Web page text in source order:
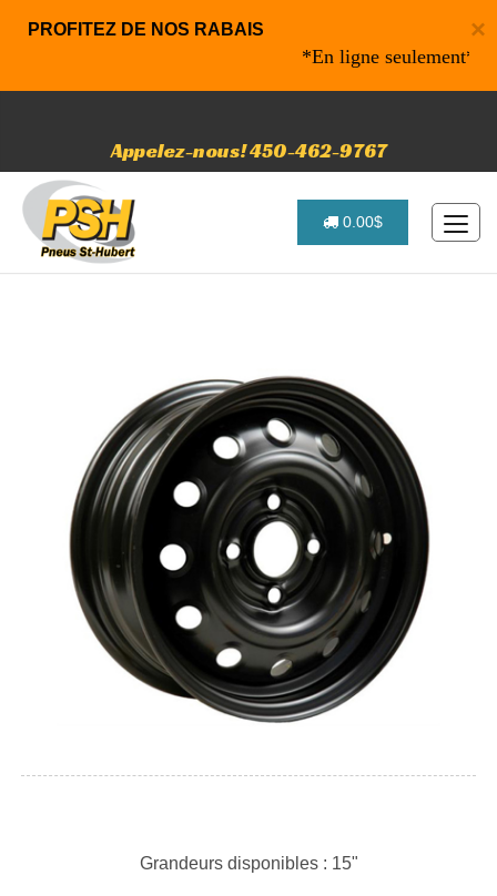
×
PROFITEZ DE NOS RABAIS
*En ligne seulement*
Appelez-nous! 450-462-9767
0.00$
Grandeurs disponibles : 15"